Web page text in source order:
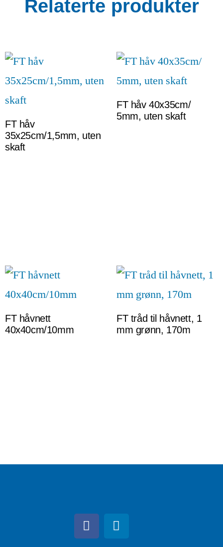
Relaterte produkter
FT håv
35x25cm/1,5mm, uten
skaft
FT håv 40x35cm/
5mm, uten skaft
FT håvnett
40x40cm/10mm
FT tråd til håvnett, 1
mm grønn, 170m